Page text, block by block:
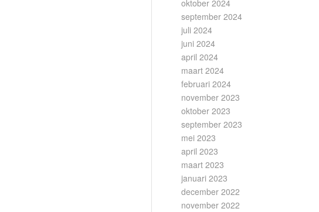
oktober 2024
september 2024
juli 2024
juni 2024
april 2024
maart 2024
februari 2024
november 2023
oktober 2023
september 2023
mei 2023
april 2023
maart 2023
januari 2023
december 2022
november 2022